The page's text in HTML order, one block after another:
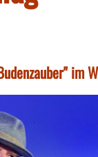
im